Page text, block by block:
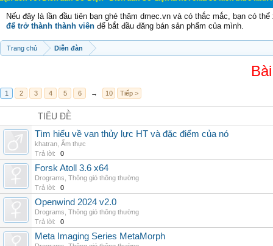
Nếu đây là lần đầu tiên bạn ghé thăm dmec.vn và có thắc mắc, bạn có
để trở thành thành viên để bắt đầu đăng bán sản phẩm của mình.
Trang chủ Diễn đàn
1 2 3 4 5 6 → 10 Tiếp >
TIÊU ĐỀ
Tìm hiểu về van thủy lực HT và đặc điểm của nó
khatran Ẩm thực
Trả lời:
0
Forsk Atoll 3.6 x64
Drograms Thông gió thông thường
Trả lời:
0
Openwind 2024 v2.0
Drograms Thông gió thông thường
Trả lời:
0
Meta Imaging Series MetaMorph